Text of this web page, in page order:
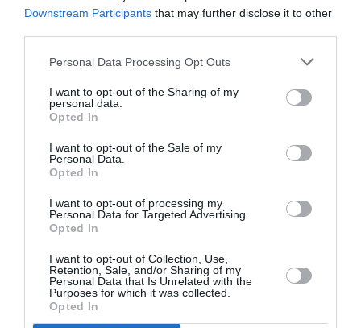
Downstream Participants that may further disclose it to other
Personal Data Processing Opt Outs
I want to opt-out of the Sharing of my
personal data.
Opted In
I want to opt-out of the Sale of my
Personal Data.
Opted In
I want to opt-out of processing my
Personal Data for Targeted Advertising.
Opted In
I want to opt-out of Collection, Use,
Retention, Sale, and/or Sharing of my
Personal Data that Is Unrelated with the
Purposes for which it was collected.
Opted In
Είπε και άλλα, είπε ότι κάθε γενιά αντιμετωπίζει τις
προκλήσεις της και παρ’ όλες τις δύσκολες
καταστάσεις τις οποίες έχει αντιμετωπίσει, πιστεύει
ότι η ζωή τώρα είναι δυσκολότερη για τους νέους. Οχι
γιατί είναι πιο αδύναμοι ή λιγότερο ανθεκτικοί από τις
προηγούμενες γενιές, αλλά γιατί οι πιέσεις με τις
οποίες έρχονται αντιμέτωποι είναι μοναδικές. Η νέα
γενιά βομβαρδίζεται στα social media από εικόνες
τελειότητας (τέλειο σώμα, τέλεια καριέρα, τέλεια
ζωή), από μια εικόνα επιτυχίας που μοιάζει να υπάρχει
χωρίς προσπάθεια και κόπο.
Αναφέρθηκε στις «αξίες που μετρούν», στην
ακεραιότητα, στην ταπεινότητα, στο κουράγιο,
αναφέρθηκε και σε ό,τι έμαθε. «Εάν έμαθα κάτι από το